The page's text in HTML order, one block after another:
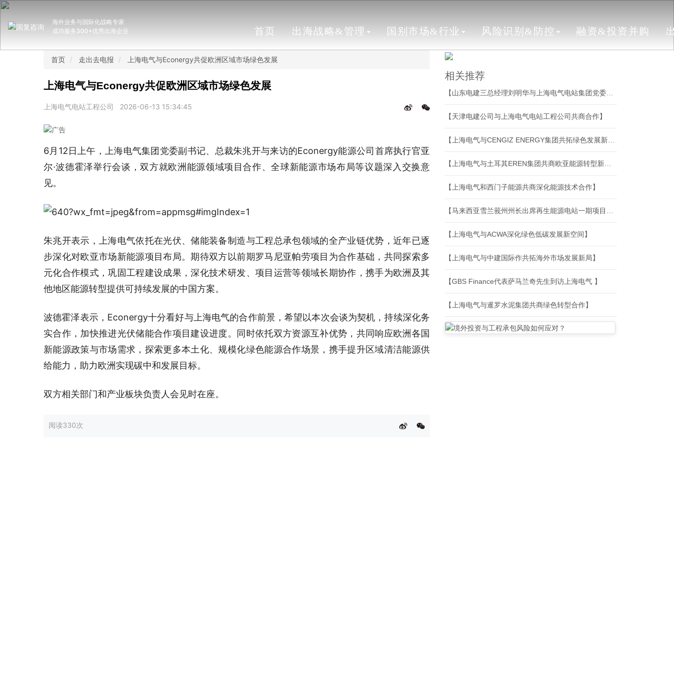
海外业务与国际化战略专家
成功服务300+优秀出海企业
首页 出海战略&管理 国别市场&行业 风险识别&防控 融资&投资并购
首页 走出去电报 上海电气与Econergy共促欧洲区域市场绿色发展
上海电气与Econergy共促欧洲区域市场绿色发展
上海电气电站工程公司 2026-06-13 15:34:45
6月12日上午，上海电气集团党委副书记、总裁朱兆开与来访的Econergy能源公司首席执行官亚
尔·波德霍泽举行会谈，双方就欧洲能源领域项目合作、全球新能源市场布局等议题深入交换意
见。
朱兆开表示，上海电气依托在光伏、储能装备制造与工程总承包领域的全产业链优势，近年已逐
步深化对欧亚市场新能源项目布局。期待双方以前期罗马尼亚帕劳项目为合作基础，共同探索多
元化合作模式，巩固工程建设成果，深化技术研发、项目运营等领域长期协作，携手为欧洲及其
他地区能源转型提供可持续发展的中国方案。
波德霍泽表示，Econergy十分看好与上海电气的合作前景，希望以本次会谈为契机，持续深化务
实合作，加快推进光伏储能合作项目建设进度。同时依托双方资源互补优势，共同响应欧洲各国
新能源政策与市场需求，探索更多本土化、规模化绿色能源合作场景，携手提升区域清洁能源供
给能力，助力欧洲实现碳中和发展目标。
双方相关部门和产业板块负责人会见时在座。
阅读330次
相关推荐
【天津电建公司与上海电气电站工程公司共商合作】
【上海电气和西门子能源共商深化能源技术合作】
【上海电气与ACWA深化绿色低碳发展新空间】
【上海电气与中建国际作共拓海外市场发展新局】
【GBS Finance代表萨马兰奇先生到访上海电气 】
【上海电气与暹罗水泥集团共商绿色转型合作】